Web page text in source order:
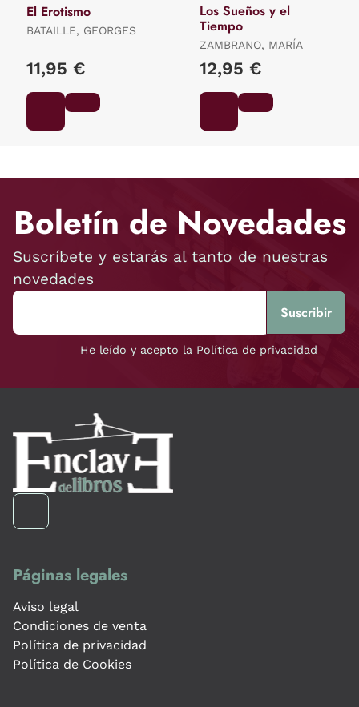
El Erotismo
BATAILLE, GEORGES
11,95 €
Los Sueños y el
Tiempo
ZAMBRANO, MARÍA
12,95 €
Boletín de Novedades
Suscríbete y estarás al tanto de nuestras
novedades
He leído y acepto la Política de privacidad
Páginas legales
Aviso legal
Condiciones de venta
Política de privacidad
Política de Cookies